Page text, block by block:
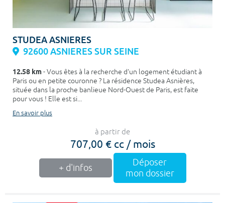
STUDEA ASNIERES
92600 ASNIERES SUR SEINE
12.58 km- Vous êtes à la recherche d'un logement étudiant à
Paris ou en petite couronne ? La résidence Studea Asnières,
située dans la proche banlieue Nord-Ouest de Paris, est faite
pour vous ! Elle est si...
En savoir plus
à partir de
707,00 € cc / mois
+ d'infos
Déposer
mon dossier